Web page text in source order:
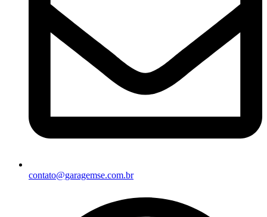
contato@garagemse.com.br